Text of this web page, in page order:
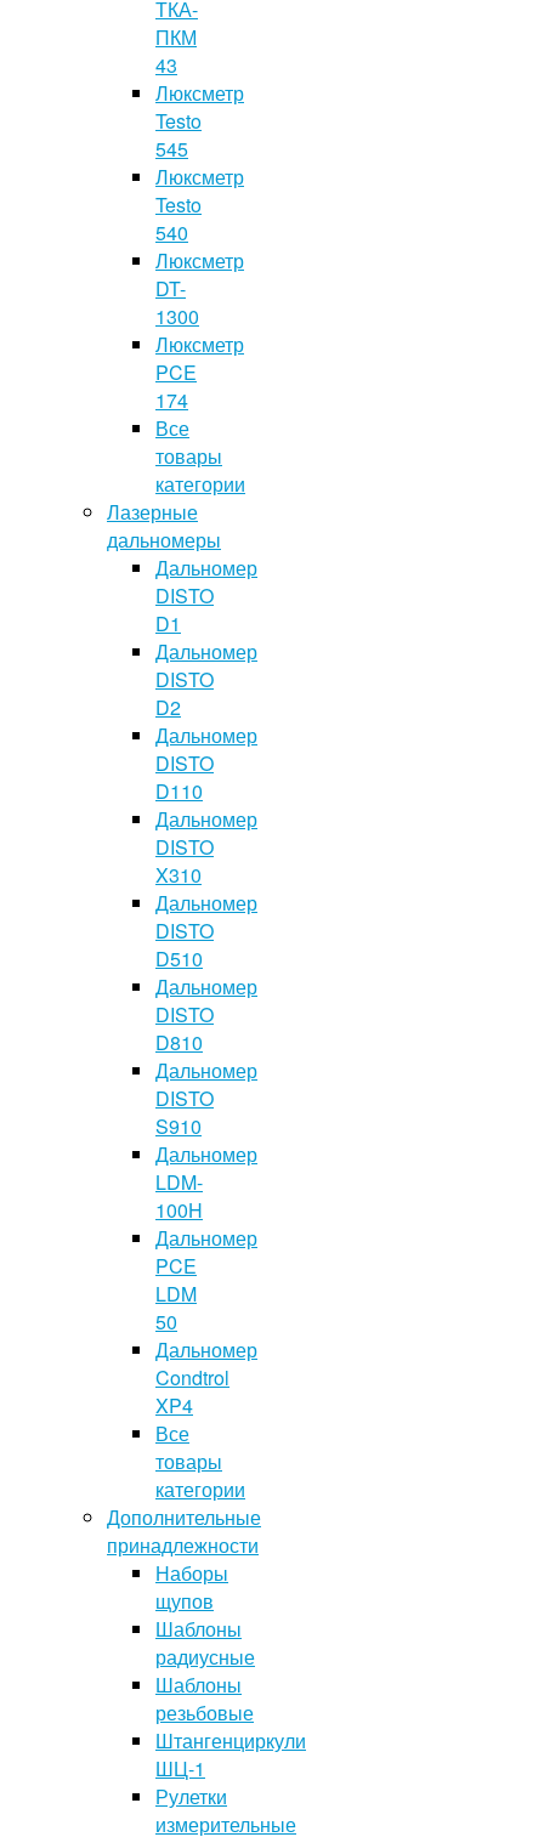
ТКА-
ПКМ
43
Люксметр
Testo
545
Люксметр
Testo
540
Люксметр
DT-
1300
Люксметр
PCE
174
Все
товары
категории
Лазерные
дальномеры
Дальномер
DISTO
D1
Дальномер
DISTO
D2
Дальномер
DISTO
D110
Дальномер
DISTO
X310
Дальномер
DISTO
D510
Дальномер
DISTO
D810
Дальномер
DISTO
S910
Дальномер
LDM-
100H
Дальномер
PCE
LDM
50
Дальномер
Condtrol
XP4
Все
товары
категории
Дополнительные
принадлежности
Наборы
щупов
Шаблоны
радиусные
Шаблоны
резьбовые
Штангенциркули
ШЦ-1
Рулетки
измерительные